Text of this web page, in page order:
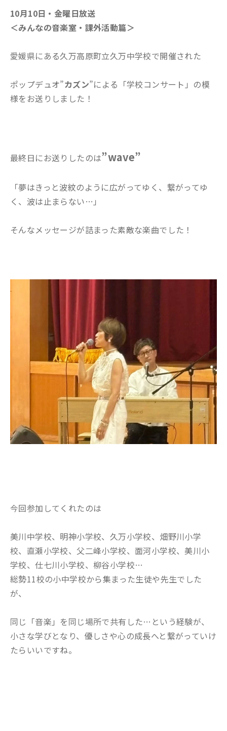
10月10日・金曜日放送
＜みんなの音楽室・課外活動篇＞
愛媛県にある久万高原町立久万中学校で開催された
ポップデュオ”カズン”による「学校コンサート」の模
様をお送りしました！
最終日にお送りしたのは”wave”
「夢はきっと波紋のように広がってゆく、繋がってゆ
く、波は止まらない…」
そんなメッセージが詰まった素敵な楽曲でした！
今回参加してくれたのは
美川中学校、明神小学校、久万小学校、畑野川小学
校、直瀬小学校、父二峰小学校、面河小学校、美川小
学校、仕七川小学校、柳谷小学校…
総勢11校の小中学校から集まった生徒や先生でした
が、
同じ「音楽」を同じ場所で共有した…という経験が、
小さな学びとなり、優しさや心の成長へと繋がっていけ
たらいいですね。